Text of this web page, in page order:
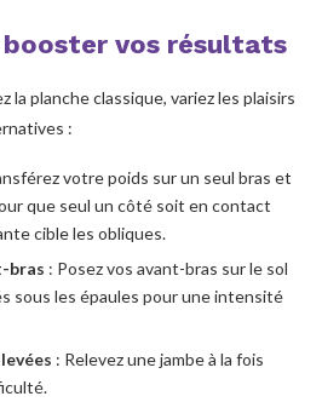
vos résultats
la planche classique, variez les plaisirs
:
votre poids sur un seul bras et
que seul un côté soit en contact
cible les obliques.
bras : Posez vos avant-bras sur le sol
sous les épaules pour une intensité
: Relevez une jambe à la fois